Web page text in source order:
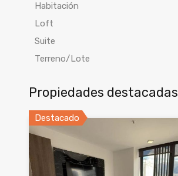
Habitación
Loft
Suite
Terreno/Lote
Propiedades destacadas
Destacado